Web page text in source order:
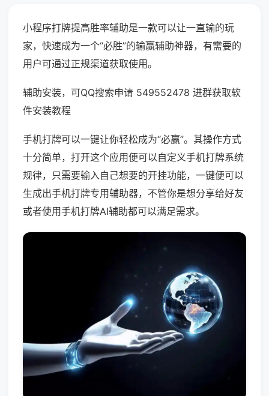
小程序打牌提高胜率辅助是一款可以让一直输的玩
家，快速成为一个“必胜”的输赢辅助神器，有需要的
用户可通过正规渠道获取使用。
辅助安装，可QQ搜索申请 549552478 进群获取软
件安装教程
手机打牌可以一键让你轻松成为“必赢”。其操作方式
十分简单，打开这个应用便可以自定义手机打牌系统
规律，只需要输入自己想要的开挂功能，一键便可以
生成出手机打牌专用辅助器，不管你是想分享给好友
或者使用手机打牌AI辅助都可以满足需求。